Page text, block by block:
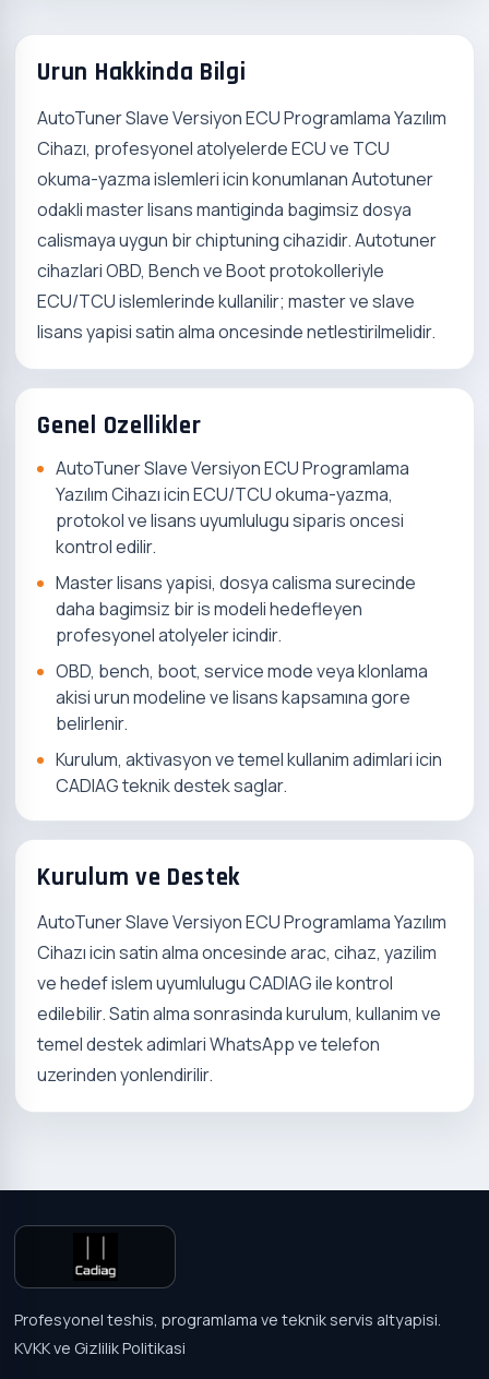
Urun Hakkinda Bilgi
AutoTuner Slave Versiyon ECU Programlama Yazılım
Cihazı, profesyonel atolyelerde ECU ve TCU
okuma-yazma islemleri icin konumlanan Autotuner
odakli master lisans mantiginda bagimsiz dosya
calismaya uygun bir chiptuning cihazidir. Autotuner
cihazlari OBD, Bench ve Boot protokolleriyle
ECU/TCU islemlerinde kullanilir; master ve slave
lisans yapisi satin alma oncesinde netlestirilmelidir.
Genel Ozellikler
AutoTuner Slave Versiyon ECU Programlama
Yazılım Cihazı icin ECU/TCU okuma-yazma,
protokol ve lisans uyumlulugu siparis oncesi
kontrol edilir.
Master lisans yapisi, dosya calisma surecinde
daha bagimsiz bir is modeli hedefleyen
profesyonel atolyeler icindir.
OBD, bench, boot, service mode veya klonlama
akisi urun modeline ve lisans kapsamına gore
belirlenir.
Kurulum, aktivasyon ve temel kullanim adimlari icin
CADIAG teknik destek saglar.
Kurulum ve Destek
AutoTuner Slave Versiyon ECU Programlama Yazılım
Cihazı icin satin alma oncesinde arac, cihaz, yazilim
ve hedef islem uyumlulugu CADIAG ile kontrol
edilebilir. Satin alma sonrasinda kurulum, kullanim ve
temel destek adimlari WhatsApp ve telefon
uzerinden yonlendirilir.
Profesyonel teshis, programlama ve teknik servis altyapisi.
KVKK ve Gizlilik Politikasi